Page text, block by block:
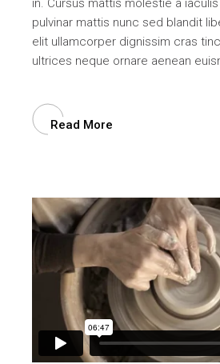
in. Cursus mattis molestie a
pulvinar mattis nunc sed blandit
elit ullamcorper dignissim cras
ultrices neque ornare aenean
Read More